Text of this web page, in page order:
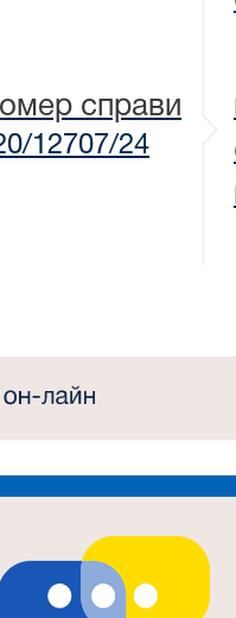
справи
12707/24